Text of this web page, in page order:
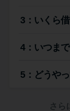
特集
3：いくら
4：いつま
5：どうや
さら